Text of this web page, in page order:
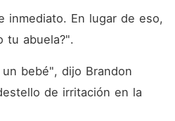
inmediato. En lugar de eso,
tu abuela?".
bebé", dijo Brandon
de irritación en la